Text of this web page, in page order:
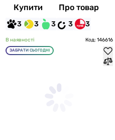
Купити Про товар
3 3 3 3 3
В наявності Код: 146616
ЗАБРАТИ СЬОГОДНІ